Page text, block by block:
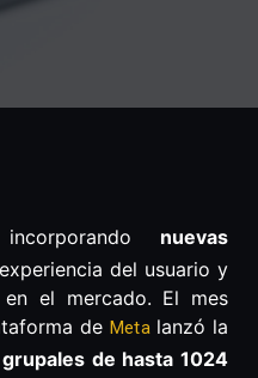
nuevas
del usuario y
el mercado. El mes
de Meta lanzó la
de hasta 1024